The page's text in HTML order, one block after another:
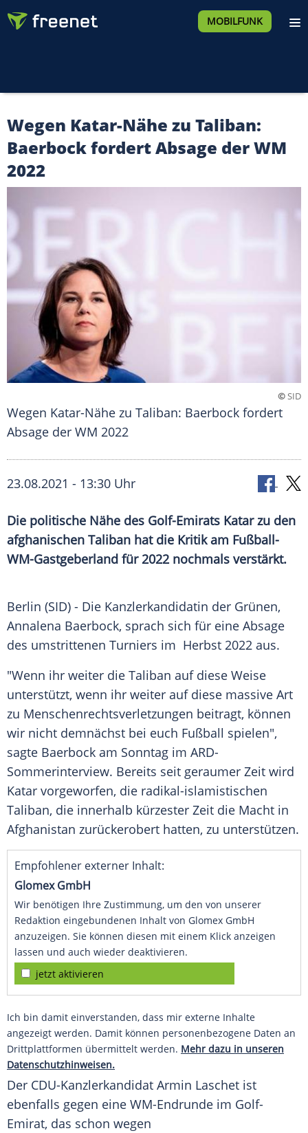
MOBILFUNK
Wegen Katar-Nähe zu Taliban:
Baerbock fordert Absage der WM
2022
©SID
Wegen Katar-Nähe zu Taliban: Baerbock fordert
Absage der WM 2022
23.08.2021 - 13:30 Uhr
Die politische Nähe des Golf-Emirats Katarzu den
afghanischen Taliban hat die Kritik am Fußball-
WM-Gastgeberland für 2022 nochmals verstärkt.
Berlin (SID) - Die Kanzlerkandidatin der Grünen,
Annalena Baerbock, sprach sich für eine Absage
des umstrittenen Turniers im Herbst 2022 aus.
"Wenn ihr weiter die Taliban auf diese Weise
unterstützt, wenn ihr weiter auf diese massive Art
zu Menschenrechtsverletzungen beitragt, können
wir nicht demnächst bei euch Fußball spielen",
sagte Baerbock am Sonntag im ARD-
Sommerinterview. Bereits seit geraumer Zeit wird
Katar vorgeworfen, die radikal-islamistischen
Taliban, die innerhalb kürzester Zeit die Macht in
Afghanistan zurückerobert hatten, zu unterstützen.
Empfohlener externer Inhalt:
Glomex GmbH
Wir benötigen Ihre Zustimmung, um den von unserer
Redaktion eingebundenen Inhalt von Glomex GmbH
anzuzeigen. Sie können diesen mit einem Klick anzeigen
lassen und auch wieder deaktivieren.
jetzt aktivieren
Ich bin damit einverstanden, dass mir externe Inhalte
angezeigt werden. Damit können personenbezogene Daten an
Drittplattformen übermittelt werden. Mehr dazu in unseren
Datenschutzhinweisen.
Der CDU-Kanzlerkandidat Armin Laschet ist
ebenfalls gegen eine WM-Endrunde im Golf-
Emirat, das schon wegen